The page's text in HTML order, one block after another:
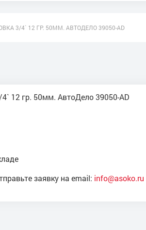
3/4` 12 ГР. 50ММ. АВТОДЕЛО 39050-AD
4` 12 гр. 50мм. АвтоДело 39050-AD
заявку на email: info@asoko.ru